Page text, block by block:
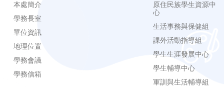
本處簡介
學務長室
單位資訊
地理位置
學務會議
學務信箱
原住民族學生資源中
心
生活事務與保健組
課外活動指導組
學生生涯發展中心
學生輔導中心
軍訓與生活輔導組